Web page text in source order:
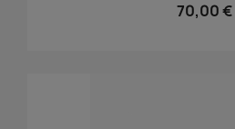
70,00 €